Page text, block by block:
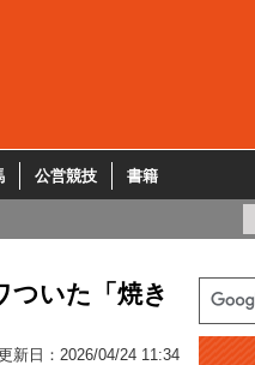
公営競技 書籍
ついた「焼き
新日： 2026/04/24 11:34